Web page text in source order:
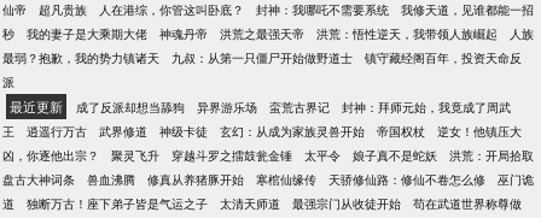
仙帝
超凡贵族 人在港综，你管这叫卧底？ 封神：我哪吒不需要系统
我修天道，见谁都能一招
秒
我的妻子是大乘期大佬 神魂丹帝 洪荒之最强天帝 洪荒：悟性逆天，我带领人族崛起
人族
最弱？抱歉，我的势力镇诸天
九叔：从第一只僵尸开始做野道士
镇守藏经阁百年，投资天命反
派
最近更新 成了反派却想当舔狗 异界游乐场 蛮荒古界记
封神：拜师元始，我竟成了周武
王
逍遥行万古 武界修道 神级卡徒 玄幻：从成为家族灵兽开始 帝国权杖
逆女！他镇压大
凶，你逐他出宗？
聚灵飞升 穿越斗罗之擂鼓瓮金锤 太平令 娘子真不是蛇妖
洪荒：开局拾取
盘古大神词条
兽血沸腾 修真从养猪豚开始 寒棺仙缘传 天骄修仙路：修仙不卷怎么修
巫门诡
道
独断万古！座下弟子皆是气运之子 太清天师道 最强宗门从收徒开始
苟在武道世界称尊做